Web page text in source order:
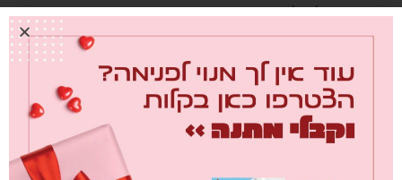
פותחת שולחן לשבועות –
אלינור רחמים
כתוב תגובה